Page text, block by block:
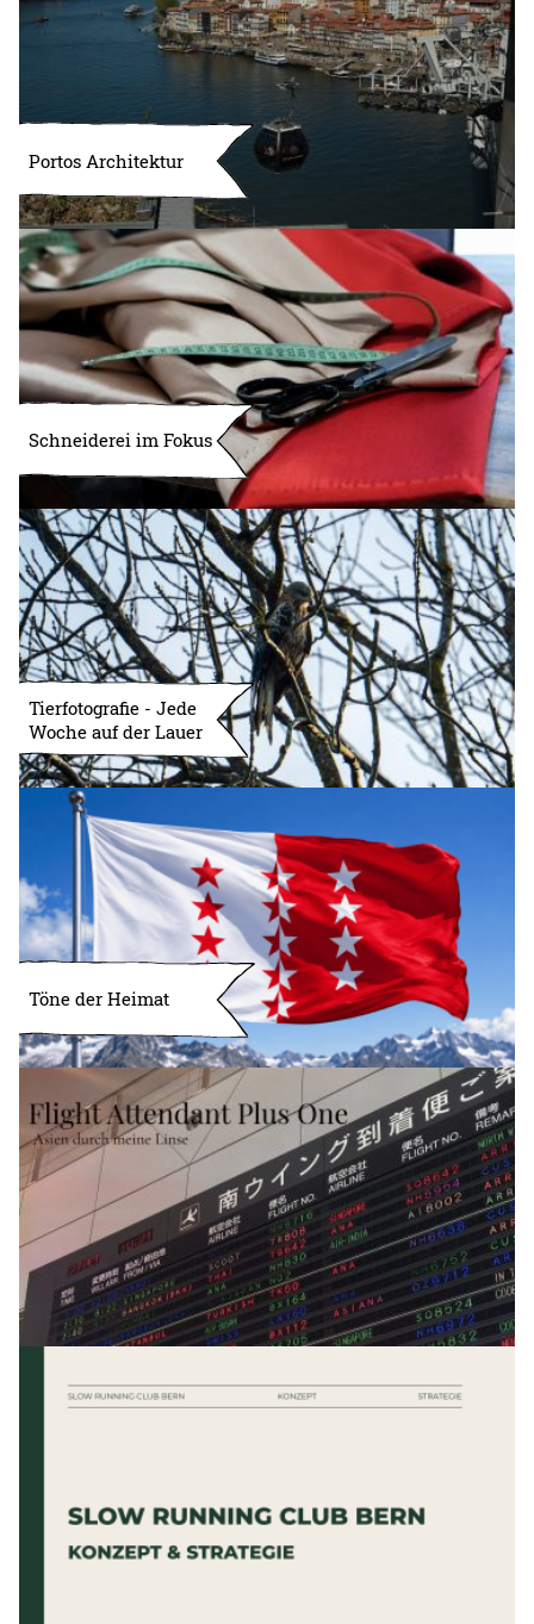
Portos Architektur
Schneiderei im Fokus
Tierfotografie - Jede
Woche auf der Lauer
Töne der Heimat